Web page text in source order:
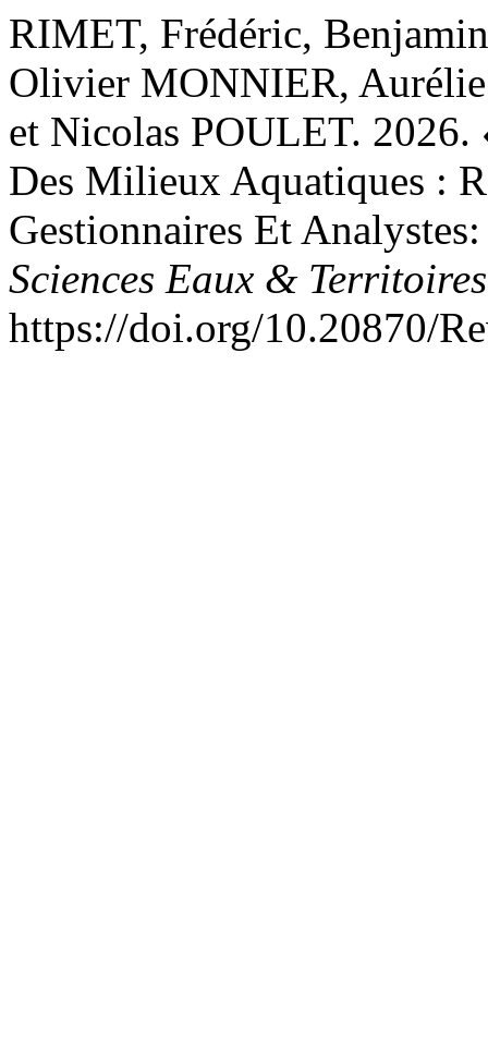
RIMET, Frédéric,
Olivier MONNIER,
et Nicolas POULET. 2026.
Des Milieux Aquatiques :
Gestionnaires Et
Sciences Eaux & Territoires
https://doi.org/10.20870/